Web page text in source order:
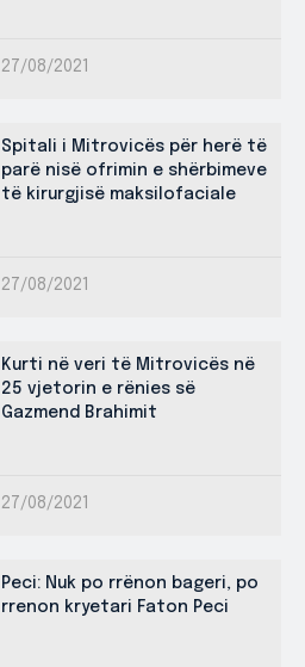
27/08/2021
Spitali i Mitrovicës për herë të
parë nisë ofrimin e shërbimeve
të kirurgjisë maksilofaciale
27/08/2021
Kurti në veri të Mitrovicës në
25 vjetorin e rënies së
Gazmend Brahimit
27/08/2021
Peci: Nuk po rrënon bageri, po
rrenon kryetari Faton Peci